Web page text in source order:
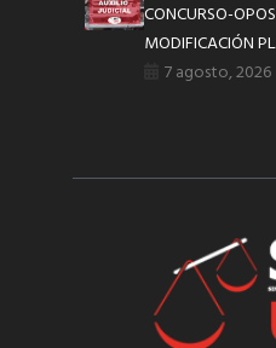
CONCURSO-
MODIFICACIÓN
7 agosto, 2026